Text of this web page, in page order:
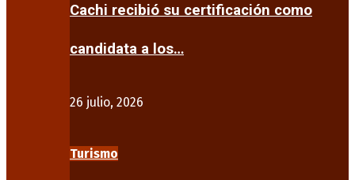
Cachi recibió su certificación como
candidata a los…
26 julio, 2026
Turismo